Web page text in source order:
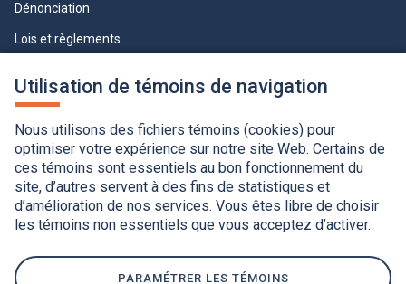
Utilisation de témoins de navigation
Nous utilisons des fichiers témoins (cookies) pour
optimiser votre expérience sur notre site Web. Certains de
ces témoins sont essentiels au bon fonctionnement du
site, d’autres servent à des fins de statistiques et
d’amélioration de nos services. Vous êtes libre de choisir
les témoins non essentiels que vous acceptez d’activer.
PARAMÉTRER LES TÉMOINS
Dénonciation
Lois et règlements
professionnelle
Accessibilité
Application de la Charte de la langue française
Politique de confidentialité
Québec.ca
Ce